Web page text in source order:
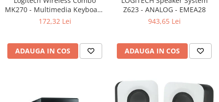
MK270 - Multimedia Keyboard
+ Mouse, Black
172,32 Lei
ADAUGA IN COS
Z623 - ANALOG - EMEA28
943,65 Lei
ADAUGA IN COS